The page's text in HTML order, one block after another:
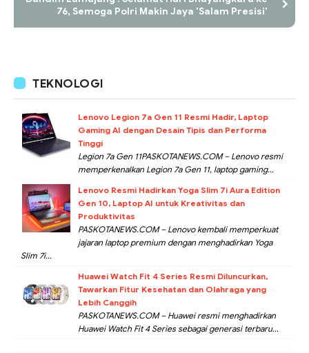
76, Semoga Polri Makin Jaya 'Salam Presisi'
TEKNOLOGI
Lenovo Legion 7a Gen 11 Resmi Hadir, Laptop
Gaming AI dengan Desain Tipis dan Performa
Tinggi
Legion 7a Gen 11PASKOTANEWS.COM – Lenovo resmi
memperkenalkan Legion 7a Gen 11, laptop gaming...
Lenovo Resmi Hadirkan Yoga Slim 7i Aura Edition
Gen 10, Laptop AI untuk Kreativitas dan
Produktivitas
PASKOTANEWS.COM – Lenovo kembali memperkuat
jajaran laptop premium dengan menghadirkan Yoga
Slim 7i...
Huawei Watch Fit 4 Series Resmi Diluncurkan,
Tawarkan Fitur Kesehatan dan Olahraga yang
Lebih Canggih
PASKOTANEWS.COM – Huawei resmi menghadirkan
Huawei Watch Fit 4 Series sebagai generasi terbaru...